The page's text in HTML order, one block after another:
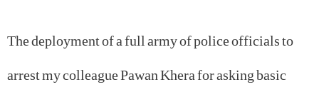
The deployment of a full army of police officials to
arrest my colleague Pawan Khera for asking basic